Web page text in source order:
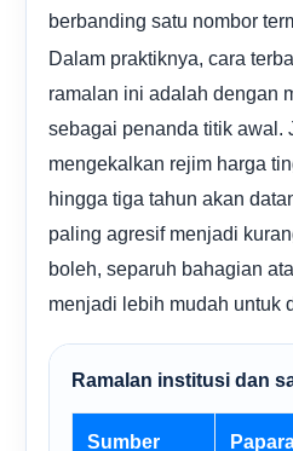
berbanding satu nombor
Dalam praktiknya, cara
ramalan ini adalah dengan
sebagai penanda titik awal.
mengekalkan rejim harga
hingga tiga tahun akan
paling agresif menjadi
boleh, separuh bahagian
menjadi lebih mudah untuk
Ramalan institusi dan
Sumber